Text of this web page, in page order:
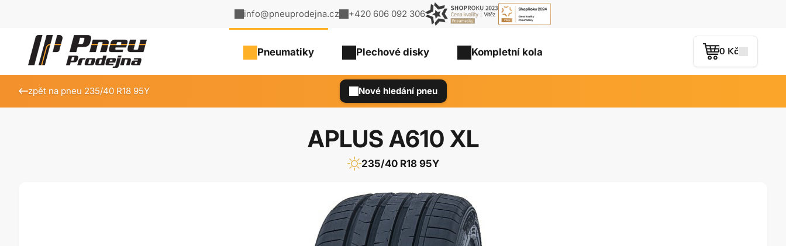
0 Kč
Pneumatiky Plechové disky Kompletní kola
info@pneuprodejna.cz +420 606 092 306
Nové hledání pneu
zpět na pneu 235/40 R18 95Y
APLUS A610 XL
235/40 R18 95Y